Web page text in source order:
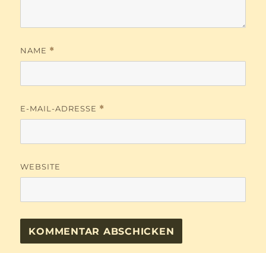
NAME *
E-MAIL-ADRESSE *
WEBSITE